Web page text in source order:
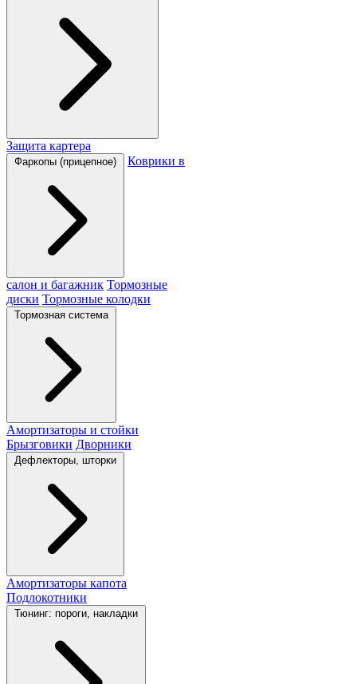
Защита картера
Фаркопы (прицепное) Коврики в
салон и багажник Тормозные
диски Тормозные колодки
Тормозная система
Амортизаторы и стойки
Брызговики Дворники
Дефлекторы, шторки
Амортизаторы капота
Подлокотники
Тюнинг: пороги, накладки